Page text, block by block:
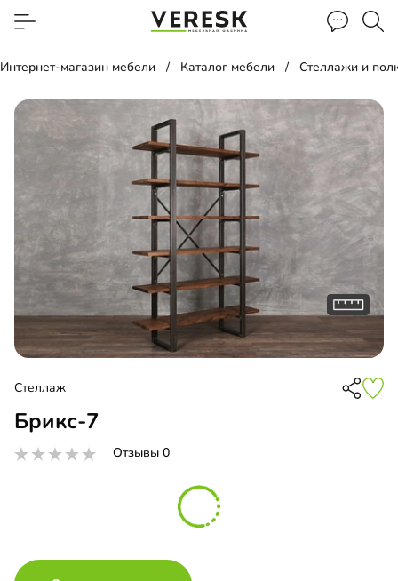
Интернет-магазин мебели Каталог мебели Стеллажи и
Стеллаж
Брикс-7
Отзывы 0